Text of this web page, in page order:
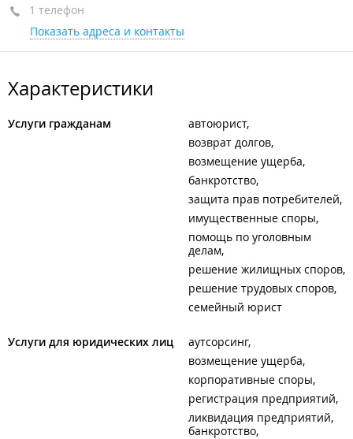
1 телефон
Показать адреса и контакты
Характеристики
Услуги гражданам
автоюрист
возврат долгов
возмещение ущерба
банкротство
защита прав потребителей
имущественные споры
помощь по уголовным
делам
решение жилищных споров
решение трудовых споров
семейный юрист
Услуги для юридических лиц
аутсорсинг
возмещение ущерба
корпоративные споры
регистрация предприятий
ликвидация предприятий,
банкротство